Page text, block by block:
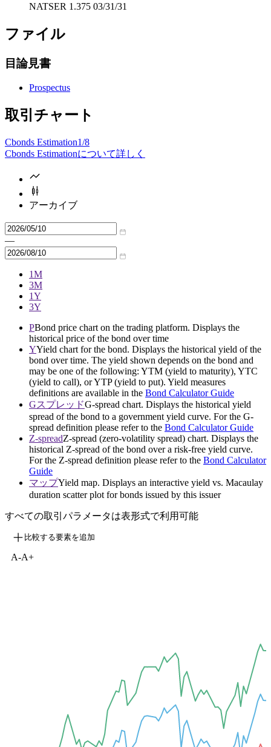
NATSER 1.375 03/31/31
ファイル
目論見書
Prospectus
取引チャート
Cbonds Estimation1/8
Cbonds Estimationについて詳しく
アーカイブ
—
1M
3M
1Y
3Y
PBond price chart on the trading platform. Displays the
historical price of the bond over time
YYield chart for the bond. Displays the historical yield of the
bond over time. The yield shown depends on the bond and
may be one of the following: YTM (yield to maturity), YTC
(yield to call), or YTP (yield to put). Yield measures
definitions are available in the Bond Calculator Guide
GスプレッドG-spread chart. Displays the historical yield
spread of the bond to a government yield curve. For the G-
spread definition please refer to the Bond Calculator Guide
Z-spreadZ-spread (zero-volatility spread) chart. Displays the
historical Z-spread of the bond over a risk-free yield curve.
For the Z-spread definition please refer to the Bond Calculator
Guide
マップYield map. Displays an interactive yield vs. Macaulay
duration scatter plot for bonds issued by this issuer
すべての取引パラメータは表形式で利用可能
比較する要素を追加